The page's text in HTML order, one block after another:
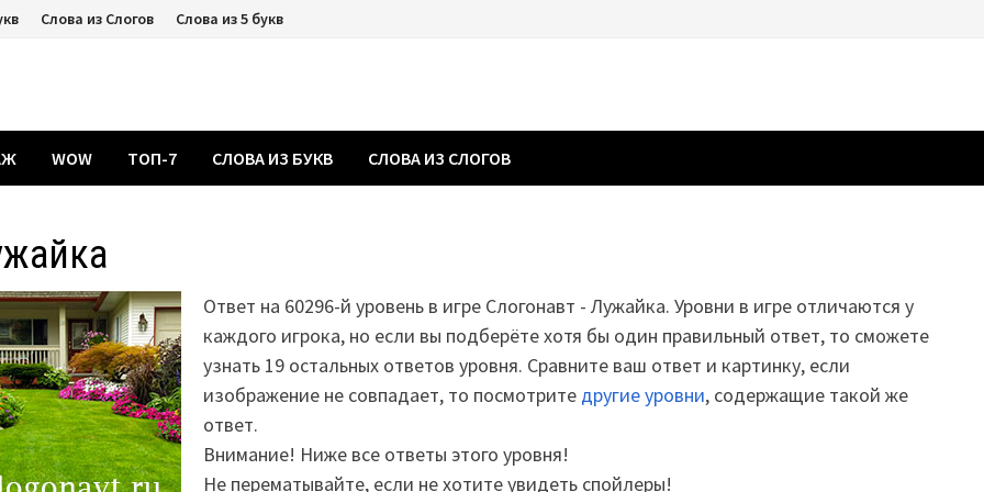
Слова из Слогов Слова из 5 букв
WOW ТОП-7 СЛОВА ИЗ БУКВ СЛОВА ИЗ СЛОГОВ
Ответ на 60296-й уровень в игре Слогонавт - Лужайка. Уровни в игре отличаются у
каждого игрока, но если вы подберёте хотя бы один правильный ответ, то сможете
узнать 19 остальных ответов уровня. Сравните ваш ответ и картинку, если
изображение не совпадает, то посмотрите другие уровни, содержащие такой же
ответ.
Внимание! Ниже все ответы этого уровня!
Не перематывайте, если не хотите увидеть спойлеры!